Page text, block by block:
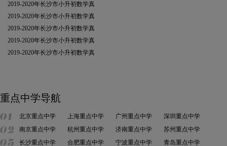
2019-2020年长沙市小升初数学真
2019-2020年长沙市小升初数学真
2019-2020年长沙市小升初数学真
2019-2020年长沙市小升初数学真
2019-2020年长沙市小升初数学真
重点中学导航
北京重点中学 上海重点中学 广州重点中学
深圳重点中学
南京重点中学
杭州重点中学 济南重点中学
苏州重点中学
长沙重点中学
合肥重点中学 宁波重点中学 青岛重点中学